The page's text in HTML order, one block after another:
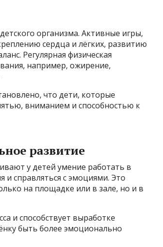
организма. Активные игры,
сердца и лёгких, развитию
Регулярная физическая
например, ожирение,
что дети, которые
вниманием и способностью к
развитие
у детей умение работать в
справляться с эмоциями. Это
на площадке или в зале, но и в
и способствует выработке
быть более эмоционально